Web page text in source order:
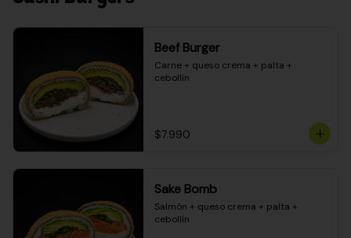
Beef Burger
Carne + queso crema + palta +
cebollín
$7.990
Sake Bomb
Salmón + queso crema + palta +
cebollín